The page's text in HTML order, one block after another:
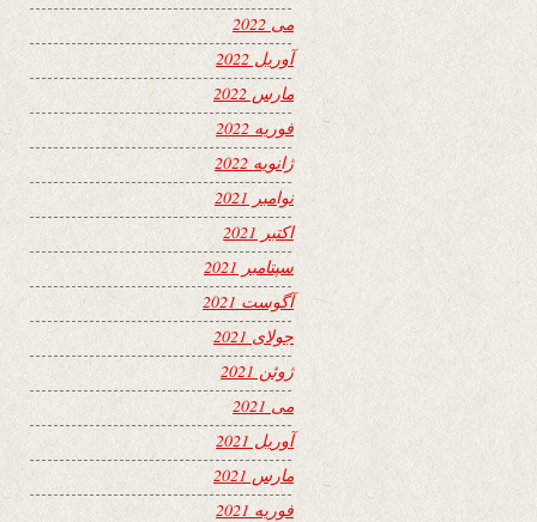
می 2022
آوریل 2022
مارس 2022
فوریه 2022
ژانویه 2022
نوامبر 2021
اکتبر 2021
سپتامبر 2021
آگوست 2021
جولای 2021
ژوئن 2021
می 2021
آوریل 2021
مارس 2021
فوریه 2021